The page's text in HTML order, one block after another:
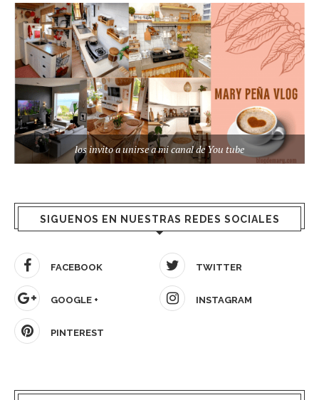
los invito a unirse a mi canal de You tube
SIGUENOS EN NUESTRAS REDES SOCIALES
FACEBOOK TWITTER
GOOGLE + INSTAGRAM
PINTEREST